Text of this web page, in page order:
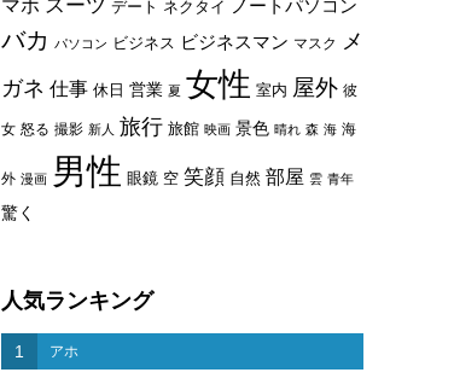
マホ スーツ デート ネクタイ ノートパソコン
バカ パソコン ビジネス ビジネスマン マスク メ
ガネ 仕事 休日 営業 夏 女性 室内 屋外 彼
女 怒る 撮影 新人 旅行 旅館 映画 景色 晴れ 森 海 海
外 漫画 男性 眼鏡 空 笑顔 自然 部屋 雲 青年
驚く
人気ランキング
1 アホ